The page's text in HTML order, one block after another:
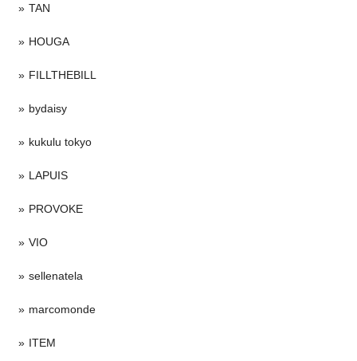
TAN
HOUGA
FILLTHEBILL
bydaisy
kukulu tokyo
LAPUIS
PROVOKE
VIO
sellenatela
marcomonde
ITEM